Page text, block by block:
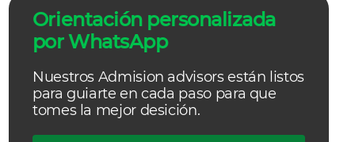
Orientación personalizada
por WhatsApp
Nuestros Admision advisors están listos
para guiarte en cada paso para que
tomes la mejor desición.